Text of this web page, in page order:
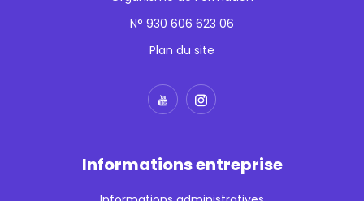
N° 930 606 623 06
Plan du site
Informations entreprise